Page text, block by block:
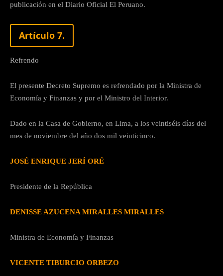
publicación en el Diario Oficial El Peruano.
Artículo 7.
Refrendo
El presente Decreto Supremo es refrendado por la Ministra de
Economía y Finanzas y por el Ministro del Interior.
Dado en la Casa de Gobierno, en Lima, a los veintiséis días del
mes de noviembre del año dos mil veinticinco.
JOSÉ ENRIQUE JERÍ ORÉ
Presidente de la República
DENISSE AZUCENA MIRALLES MIRALLES
Ministra de Economía y Finanzas
VICENTE TIBURCIO ORBEZO